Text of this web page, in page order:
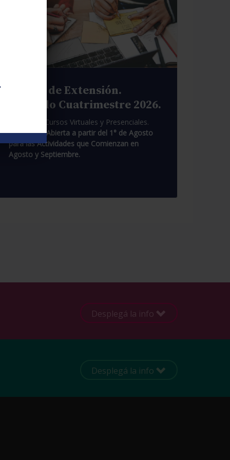
Cursos de Extensión.
Segundo Cuatrimestre 2026.
Pasantías. Cursos Virtuales y Presenciales.
Inscripción Abierta a partir del 1° de Agosto
para las Actividades que Comienzan en
Agosto y Septiembre.
Desplegá la info
Desplegá la info